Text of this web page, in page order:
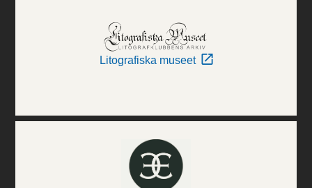
Litografiska museet